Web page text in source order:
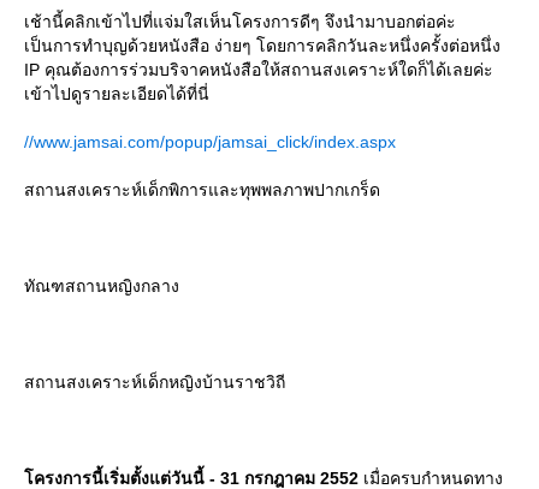
เช้านี้คลิกเข้าไปที่แจ่มใสเห็นโครงการดีๆ จึงนำมาบอกต่อค่ะ
เป็นการทำบุญด้วยหนังสือ ง่ายๆ โดยการคลิกวันละหนึ่งครั้งต่อหนึ่ง
IP คุณต้องการร่วมบริจาคหนังสือให้สถานสงเคราะห์ใดก็ได้เลยค่ะ
เข้าไปดูรายละเอียดได้ที่นี่
//www.jamsai.com/popup/jamsai_click/index.aspx
สถานสงเคราะห์เด็กพิการและทุพพลภาพปากเกร็ด
ทัณฑสถานหญิงกลาง
สถานสงเคราะห์เด็กหญิงบ้านราชวิถี
ครงการนี้เริ่มตั้งแต่วันนี้ - 31 กรกฎาคม 2552 เมื่อครบกำหนดทาง